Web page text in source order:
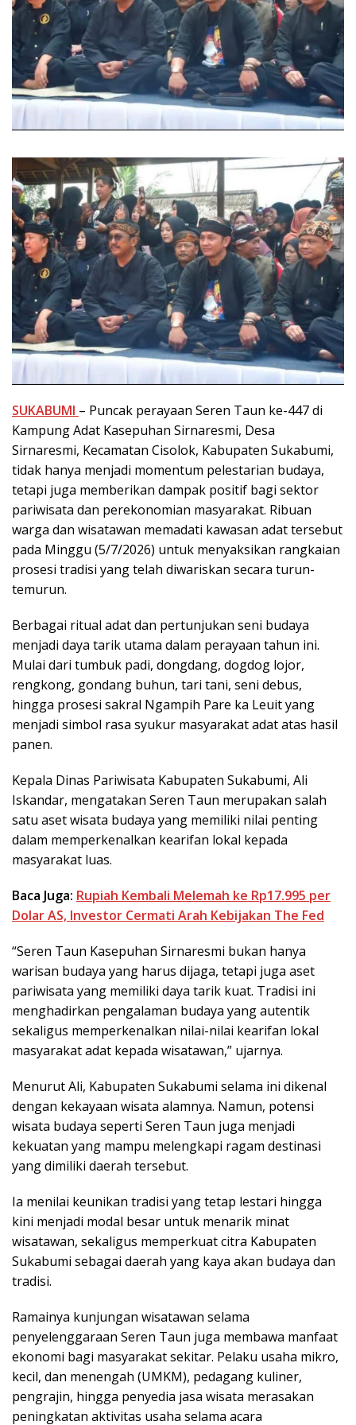
SUKABUMI – Puncak perayaan Seren Taun ke-447 di
Kampung Adat Kasepuhan Sirnaresmi, Desa
Sirnaresmi, Kecamatan Cisolok, Kabupaten Sukabumi,
tidak hanya menjadi momentum pelestarian budaya,
tetapi juga memberikan dampak positif bagi sektor
pariwisata dan perekonomian masyarakat. Ribuan
warga dan wisatawan memadati kawasan adat tersebut
pada Minggu (5/7/2026) untuk menyaksikan rangkaian
prosesi tradisi yang telah diwariskan secara turun-
temurun.
Berbagai ritual adat dan pertunjukan seni budaya
menjadi daya tarik utama dalam perayaan tahun ini.
Mulai dari tumbuk padi, dongdang, dogdog lojor,
rengkong, gondang buhun, tari tani, seni debus,
hingga prosesi sakral Ngampih Pare ka Leuit yang
menjadi simbol rasa syukur masyarakat adat atas hasil
panen.
Kepala Dinas Pariwisata Kabupaten Sukabumi, Ali
Iskandar, mengatakan Seren Taun merupakan salah
satu aset wisata budaya yang memiliki nilai penting
dalam memperkenalkan kearifan lokal kepada
masyarakat luas.
Baca Juga: Rupiah Kembali Melemah ke Rp17.995 per
Dolar AS, Investor Cermati Arah Kebijakan The Fed
“Seren Taun Kasepuhan Sirnaresmi bukan hanya
warisan budaya yang harus dijaga, tetapi juga aset
pariwisata yang memiliki daya tarik kuat. Tradisi ini
menghadirkan pengalaman budaya yang autentik
sekaligus memperkenalkan nilai-nilai kearifan lokal
masyarakat adat kepada wisatawan,” ujarnya.
Menurut Ali, Kabupaten Sukabumi selama ini dikenal
dengan kekayaan wisata alamnya. Namun, potensi
wisata budaya seperti Seren Taun juga menjadi
kekuatan yang mampu melengkapi ragam destinasi
yang dimiliki daerah tersebut.
Ia menilai keunikan tradisi yang tetap lestari hingga
kini menjadi modal besar untuk menarik minat
wisatawan, sekaligus memperkuat citra Kabupaten
Sukabumi sebagai daerah yang kaya akan budaya dan
tradisi.
Ramainya kunjungan wisatawan selama
penyelenggaraan Seren Taun juga membawa manfaat
ekonomi bagi masyarakat sekitar. Pelaku usaha mikro,
kecil, dan menengah (UMKM), pedagang kuliner,
pengrajin, hingga penyedia jasa wisata merasakan
peningkatan aktivitas usaha selama acara